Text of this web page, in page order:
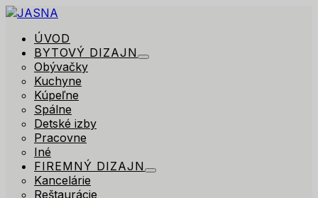
ÚVOD
BYTOVÝ DIZAJN
Obývačky
Kuchyne
Kúpeľne
Spálne
Detské izby
Pracovne
Iné
FIREMNÝ DIZAJN
Kancelárie
Reštaurácie